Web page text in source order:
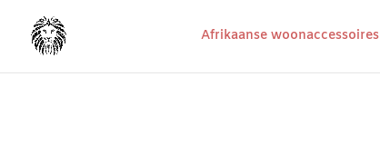
Afrikaanse woonaccessoires